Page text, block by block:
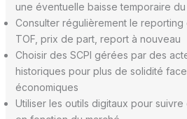
une éventuelle baisse temporaire
Consulter régulièrement le reporting
TOF, prix de part, report à nouveau
Choisir des SCPI gérées par des
historiques pour plus de solidité
économiques
Utiliser les outils digitaux pour